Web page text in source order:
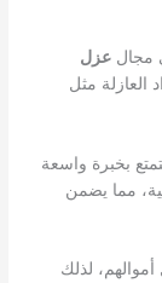
مجالعزل
العازلة مثل
بخبرة واسعة
مما يضمن
لذلك